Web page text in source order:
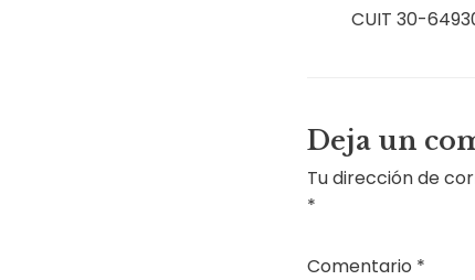
CUIT 30-
Deja un
Tu dirección de
*
Comentario *